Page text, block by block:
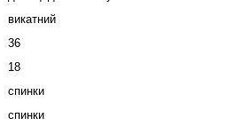
викатний
36
18
спинки
спинки